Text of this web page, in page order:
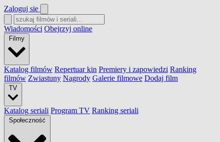
Zaloguj się
Wiadomości Obejrzyj online
Filmy
Katalog filmów Repertuar kin Premiery i zapowiedzi Ranking
filmów Zwiastuny Nagrody Galerie filmowe Dodaj film
TV
Katalog seriali Program TV Ranking seriali
Społeczność